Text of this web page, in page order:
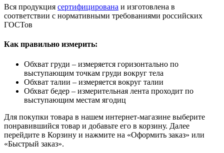
Вся продукция сертифицирована и изготовлена в
соответствии с нормативными требованиями российских
ГОСТов
Как правильно измерить:
Обхват груди – измеряется горизонтально по
выступающим точкам груди вокруг тела
Обхват талии – измеряется вокруг талии
Обхват бедер – измерительная лента проходит по
выступающим местам ягодиц
Для покупки товара в нашем интернет-магазине выберите
понравившийся товар и добавьте его в корзину. Далее
перейдите в Корзину и нажмите на «Оформить заказ» или
«Быстрый заказ».